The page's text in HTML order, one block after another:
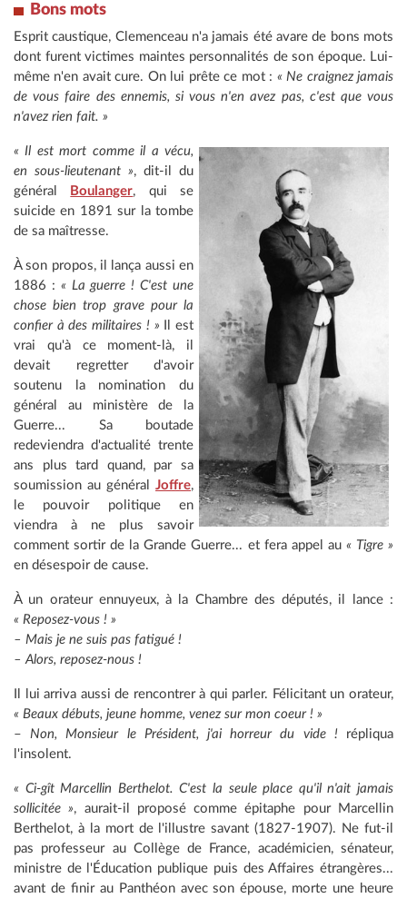
Bons mots
Esprit caustique, Clemenceau n'a jamais été avare de bons mots
dont furent victimes maintes personnalités de son époque. Lui-
même n'en avait cure. On lui prête ce mot : « Ne craignez jamais
de vous faire des ennemis, si vous n'en avez pas, c'est que vous
n'avez rien fait. »
« Il est mort comme il a vécu,
en sous-lieutenant », dit-il du
général Boulanger, qui se
suicide en 1891 sur la tombe
de sa maîtresse.
À son propos, il lança aussi en
1886 : « La guerre ! C'est une
chose bien trop grave pour la
confier à des militaires ! » Il est
vrai qu'à ce moment-là, il
devait regretter d'avoir
soutenu la nomination du
général au ministère de la
Guerre... Sa boutade
redeviendra d'actualité trente
ans plus tard quand, par sa
soumission au général Joffre,
le pouvoir politique en
viendra à ne plus savoir
comment sortir de la Grande Guerre... et fera appel au « Tigre »
en désespoir de cause.
À un orateur ennuyeux, à la Chambre des députés, il lance :
« Reposez-vous ! »
– Mais je ne suis pas fatigué !
– Alors, reposez-nous !
Il lui arriva aussi de rencontrer à qui parler. Félicitant un orateur,
« Beaux débuts, jeune homme, venez sur mon coeur ! »
– Non, Monsieur le Président, j'ai horreur du vide !répliqua
l'insolent.
« Ci-gît Marcellin Berthelot. C'est la seule place qu'il n'ait jamais
sollicitée », aurait-il proposé comme épitaphe pour Marcellin
Berthelot, à la mort de l'illustre savant (1827-1907). Ne fut-il
pas professeur au Collège de France, académicien, sénateur,
ministre de l'Éducation publique puis des Affaires étrangères...
avant de finir au Panthéon avec son épouse, morte une heure